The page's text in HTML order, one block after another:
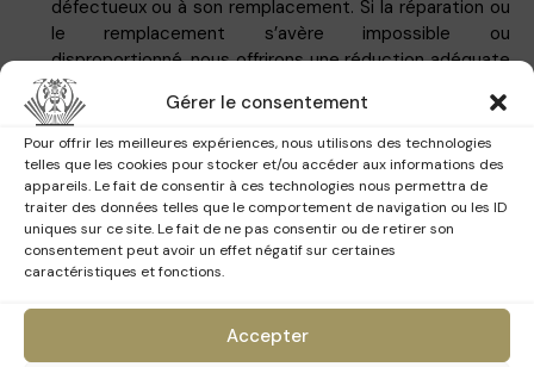
Gérer le consentement
Pour offrir les meilleures expériences, nous utilisons des technologies
telles que les cookies pour stocker et/ou accéder aux informations des
appareils. Le fait de consentir à ces technologies nous permettra de
traiter des données telles que le comportement de navigation ou les ID
uniques sur ce site. Le fait de ne pas consentir ou de retirer son
consentement peut avoir un effet négatif sur certaines
caractéristiques et fonctions.
Accepter
défectueux ou à son remplacement. Si la réparation ou
le remplacement s’avère impossible ou
disproportionné, nous offrirons une réduction adéquate
du prix ou le remplacement par un bien conforme.
Clauses applicables aux clients consommateurs
Toutes les photographies présentes sur ce site sont
protégées par le droit d’auteur.
Ces photographies ne sont pas libres de droit, pour toute
Explore.Brussels